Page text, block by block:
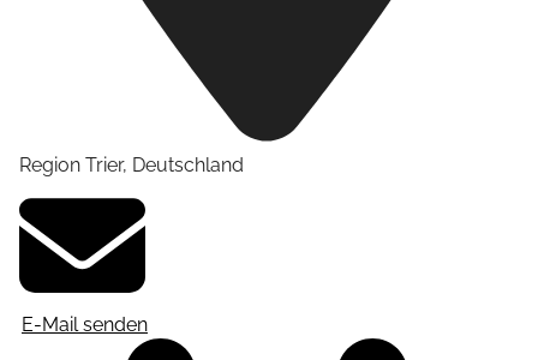
Region Trier, Deutschland
E-Mail senden